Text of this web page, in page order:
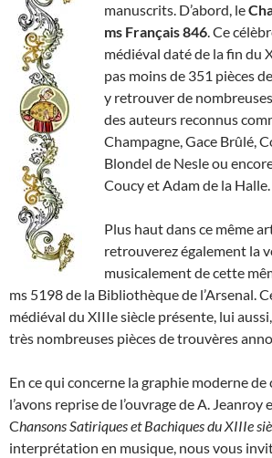
manuscrits. D’abord, le
ms Français 846. Ce
médiéval daté de la fin du
pas moins de 351 pièces
y retrouver de
des auteurs reconnus
Champagne, Gace Brûlé,
Blondel de Nesle ou
Coucy et Adam de la Halle.
Plus haut dans ce même
retrouverez également la
musicalement de cette
ms 5198 de la Bibliothèque de l’Arsenal.
médiéval du XIIIe siècle présente, lui
très nombreuses pièces de trouvères
En ce qui concerne la graphie moderne
l’avons reprise de l’ouvrage de A. Jeanroy
Chansons Satiriques et Bachiques du XIIIe
interprétation en musique, nous vous